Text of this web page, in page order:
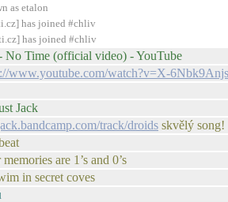
as etalon
has joined #chliv
has joined #chliv
No Time (official video) - YouTube
www.youtube.com/watch?v=X-6Nbk9Anjs
Jack
track/droids skvělý song!
are 1’s and 0’s
in secret coves